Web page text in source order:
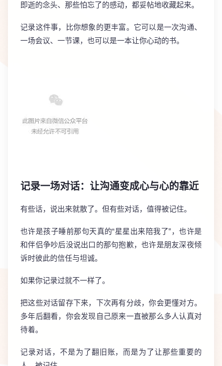
即逝的念头、那些怕忘了的感动，都妥帖地收藏起来。
记录这件事，比你想象的更丰富。它可以是一次沟通、
一场会议、一节课，也可以是一本让你心动的书。
记录一场对话：让沟通变成心与心的靠近
有些话，说出来就散了。但有些对话，值得被记住。
也许是孩子睡前那句天真的“星星出来陪我了”，也许是
和伴侣争吵后没说出口的那句抱歉，也许是朋友深夜倾
诉时彼此的信任与坦诚。
如果你记录过就不一样了。
把这些对话留存下来，下次再有分歧，你会更懂对方。
多年后翻看，你会发现自己原来一直被那么多人认真对
待着。
记录对话，不是为了翻旧账，而是为了让那些重要的